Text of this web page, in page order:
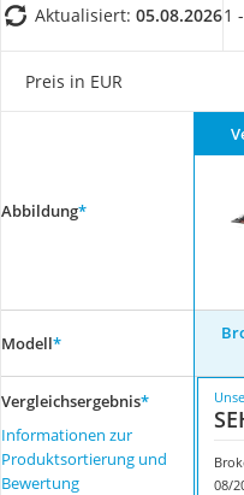
Aktualisiert: 05.08.20261
Preis in EUR
Abbildung*
Modell*
Vergleichsergebnis*
Informationen zur
Produktsortierung und
Bewertung
08/